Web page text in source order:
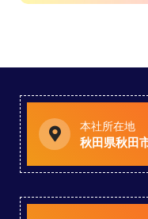
本社所在地
秋田県秋田